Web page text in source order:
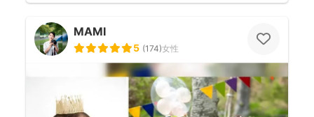
MAMI
5 (174)女性